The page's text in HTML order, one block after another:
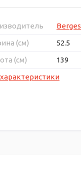
Berges
(см)
52.5
(см)
139